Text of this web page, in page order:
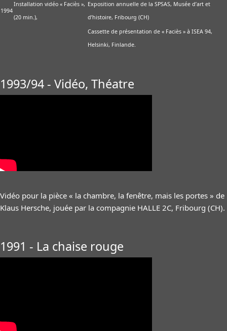
1994
Installation vidéo « Faciès »,
(20 min.),
Exposition annuelle de la SPSAS, Musée d’art et
d’histoire, Fribourg (CH)
Cassette de présentation de « Faciès » à ISEA 94,
Helsinki, Finlande.
1993/94 - Vidéo, Théatre
Vidéo pour la pièce « la chambre, la fenêtre, mais les portes » de
Klaus Hersche, jouée par la compagnie HALLE 2C, Fribourg (CH).
1991 - La chaise rouge